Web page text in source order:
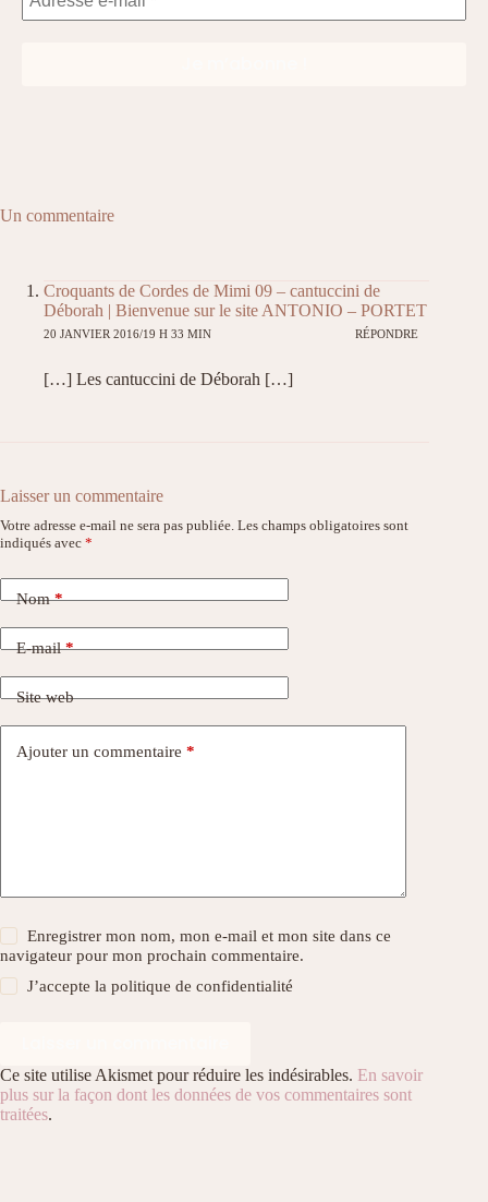
Un commentaire
Croquants de Cordes de Mimi 09 – cantuccini de
Déborah | Bienvenue sur le site ANTONIO – PORTET
20 JANVIER 2016/19 H 33 MIN RÉPONDRE
[…] Les cantuccini de Déborah […]
Laisser un commentaire
Votre adresse e-mail ne sera pas publiée. Les champs obligatoires sont
indiqués avec *
Nom*
E-mail*
Site web
Ajouter un commentaire *
Enregistrer mon nom, mon e-mail et mon site dans ce
navigateur pour mon prochain commentaire.
J’accepte lapolitique de confidentialité
Ce site utilise Akismet pour réduire les indésirables. En savoir
plus sur la façon dont les données de vos commentaires sont
traitées.